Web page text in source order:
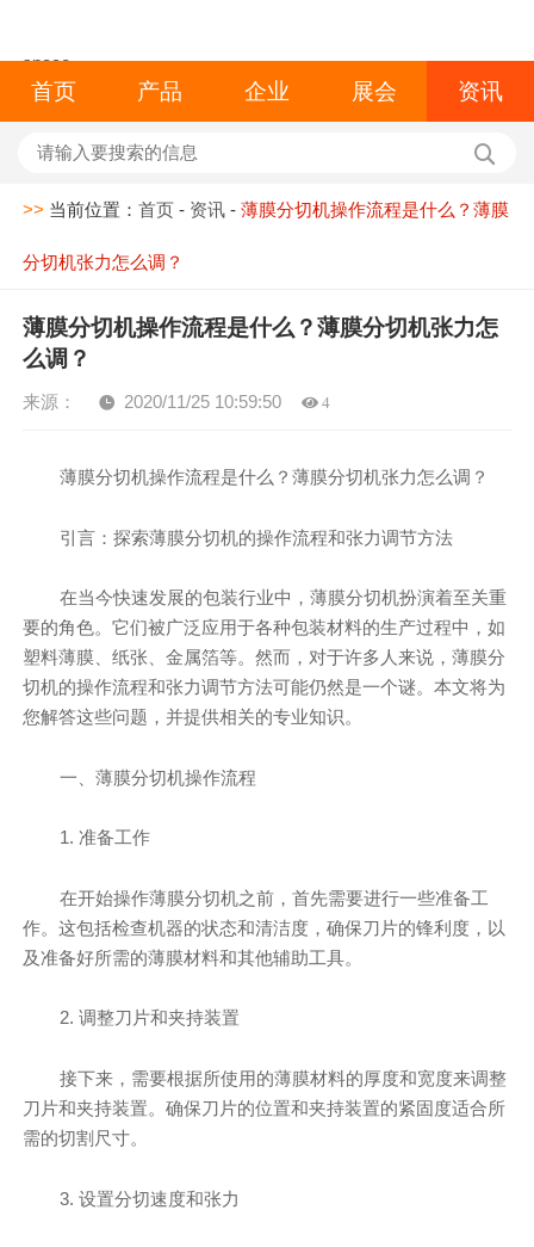
space
首页 产品 企业 展会 资讯
>> 当前位置：首页 - 资讯 -薄膜分切机操作流程是什么？薄膜
分切机张力怎么调？
薄膜分切机操作流程是什么？薄膜分切机张力怎
么调？
来源： 2020/11/25 10:59:50 4
薄膜分切机操作流程是什么？薄膜分切机张力怎么调？
引言：探索薄膜分切机的操作流程和张力调节方法
在当今快速发展的包装行业中，薄膜分切机扮演着至关重
要的角色。它们被广泛应用于各种包装材料的生产过程中，如
塑料薄膜、纸张、金属箔等。然而，对于许多人来说，薄膜分
切机的操作流程和张力调节方法可能仍然是一个谜。本文将为
您解答这些问题，并提供相关的专业知识。
一、薄膜分切机操作流程
1. 准备工作
在开始操作薄膜分切机之前，首先需要进行一些准备工
作。这包括检查机器的状态和清洁度，确保刀片的锋利度，以
及准备好所需的薄膜材料和其他辅助工具。
2. 调整刀片和夹持装置
接下来，需要根据所使用的薄膜材料的厚度和宽度来调整
刀片和夹持装置。确保刀片的位置和夹持装置的紧固度适合所
需的切割尺寸。
3. 设置分切速度和张力